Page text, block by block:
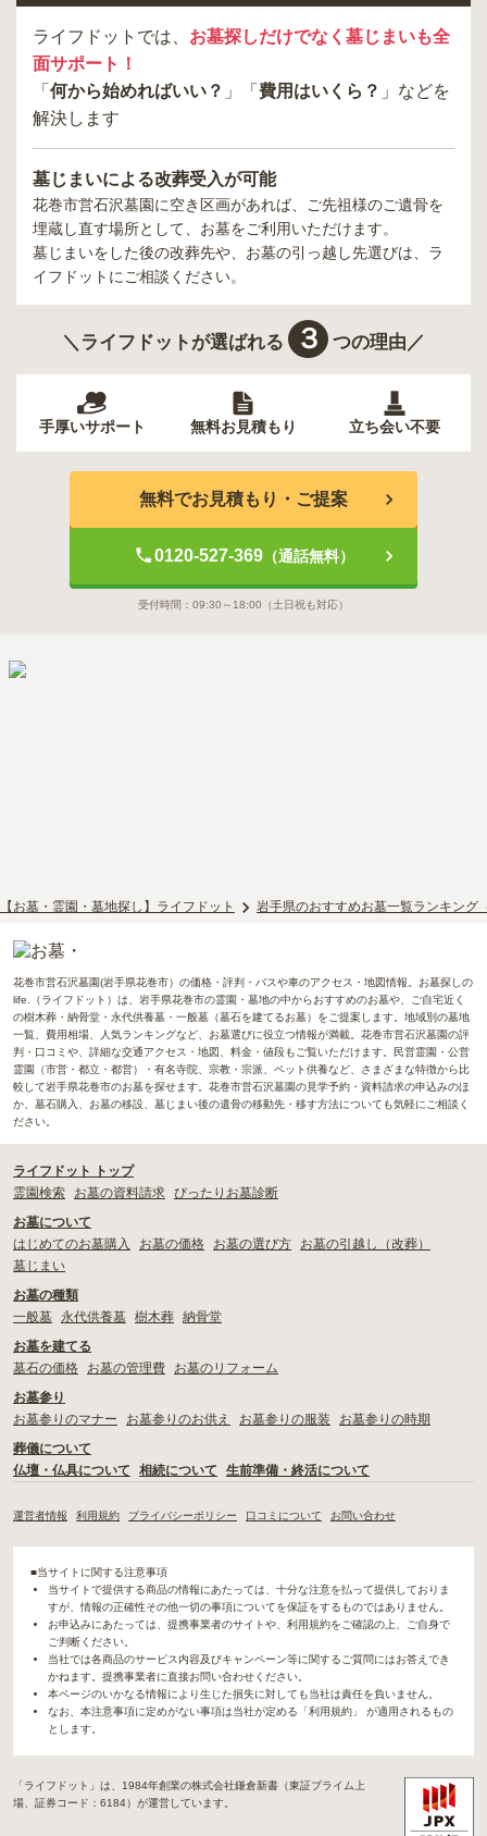
ライフドットでは、 お墓探しだけでなく墓じまいも全
面サポート！
「 何から始めればいい？ 」「 費用はいくら？ 」などを
解決します
墓じまいによる改葬受入が可能
花巻市営石沢墓園に空き区画があれば、ご先祖様のご遺骨を
埋蔵し直す場所として、お墓をご利用いただけます。
墓じまいをした後の改葬先や、お墓の引っ越し先選びは、ラ
イフドットにご相談ください。
＼ライフドットが選ばれる ３ つの理由／
手厚いサポート 無料お見積もり 立ち会い不要
無料でお見積もり・ご提案
0120-527-369（通話無料）
受付時間： 09:30～18:00 （土日祝も対応）
【お墓・霊園・墓地探し】ライフドット 岩手県のおすすめお墓一覧ランキング
花巻市営石沢墓園(岩手県花巻市）の価格・評判・バスや車のアクセス・地図情報。お墓探しの
life.（ライフドット）は、岩手県花巻市の霊園・墓地の中からおすすめのお墓や、ご自宅近く
の樹木葬・納骨堂・永代供養墓・一般墓（墓石を建てるお墓）をご提案します。地域別の墓地
一覧、費用相場、人気ランキングなど、お墓選びに役立つ情報が満載。花巻市営石沢墓園の評
判・口コミや、詳細な交通アクセス・地図、料金・値段もご覧いただけます。民営霊園・公営
霊園（市営・都立・都営）・有名寺院、宗教・宗派、ペット供養など、さまざまな特徴から比
較して岩手県花巻市のお墓を探せます。花巻市営石沢墓園の見学予約・資料請求の申込みのほ
か、墓石購入、お墓の移設、墓じまい後の遺骨の移動先・移す方法についても気軽にご相談く
ださい。
ライフドット トップ
霊園検索
お墓の資料請求 ぴったりお墓診断
お墓について
はじめてのお墓購入
お墓の価格 お墓の選び方
お墓の引越し（改葬）
墓じまい
お墓の種類
一般墓
永代供養墓 樹木葬 納骨堂
お墓を建てる
墓石の価格
お墓の管理費
お墓のリフォーム
お墓参り
お墓参りのマナー
お墓参りのお供え お墓参りの服装
お墓参りの時期
葬儀について
仏壇・仏具について
相続について 生前準備・終活について
運営者情報 利用規約 プライバシーポリシー 口コミについて お問い合わせ
■当サイトに関する注意事項
当サイトで提供する商品の情報にあたっては、十分な注意を払って提供しておりま
すが、情報の正確性その他一切の事項についてを保証をするものではありません。
お申込みにあたっては、提携事業者のサイトや、利用規約をご確認の上、ご自身で
ご判断ください。
当社では各商品のサービス内容及びキャンペーン等に関するご質問にはお答えでき
かねます。提携事業者に直接お問い合わせください。
本ページのいかなる情報により生じた損失に対しても当社は責任を負いません。
なお、本注意事項に定めがない事項は当社が定める「利用規約」 が適用されるもの
とします。
「ライフドット」は、1984年創業の株式会社鎌倉新書（東証プライム上
場、証券コード：6184）が運営しています。